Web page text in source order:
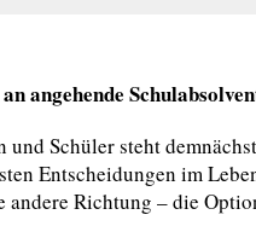
angehende
Schüler steht
Entscheidungen im
andere Richtung – die